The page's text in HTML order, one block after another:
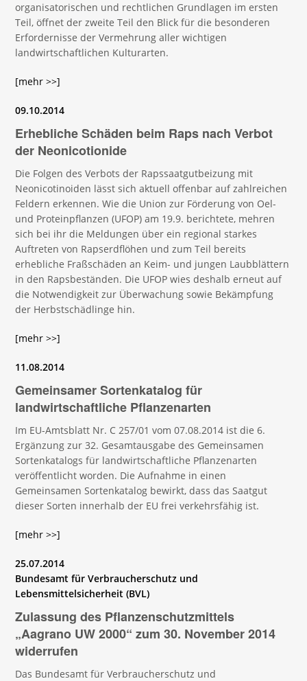
organisatorischen und rechtlichen Grundlagen im ersten
Teil, öffnet der zweite Teil den Blick für die besonderen
Erfordernisse der Vermehrung aller wichtigen
landwirtschaftlichen Kulturarten.
[mehr >>]
09.10.2014
Erhebliche Schäden beim Raps nach Verbot
der Neonicotionide
Die Folgen des Verbots der Rapssaatgutbeizung mit
Neonicotinoiden lässt sich aktuell offenbar auf zahlreichen
Feldern erkennen. Wie die Union zur Förderung von Oel-
und Proteinpflanzen (UFOP) am 19.9. berichtete, mehren
sich bei ihr die Meldungen über ein regional starkes
Auftreten von Rapserdflöhen und zum Teil bereits
erhebliche Fraßschäden an Keim- und jungen Laubblättern
in den Rapsbeständen. Die UFOP wies deshalb erneut auf
die Notwendigkeit zur Überwachung sowie Bekämpfung
der Herbstschädlinge hin.
[mehr >>]
11.08.2014
Gemeinsamer Sortenkatalog für
landwirtschaftliche Pflanzenarten
Im EU-Amtsblatt Nr. C 257/01 vom 07.08.2014 ist die 6.
Ergänzung zur 32. Gesamtausgabe des Gemeinsamen
Sortenkatalogs für landwirtschaftliche Pflanzenarten
veröffentlicht worden. Die Aufnahme in einen
Gemeinsamen Sortenkatalog bewirkt, dass das Saatgut
dieser Sorten innerhalb der EU frei verkehrsfähig ist.
[mehr >>]
25.07.2014
Bundesamt für Verbraucherschutz und
Lebensmittelsicherheit (BVL)
Zulassung des Pflanzenschutzmittels
„Aagrano UW 2000“ zum 30. November 2014
widerrufen
Das Bundesamt für Verbraucherschutz und